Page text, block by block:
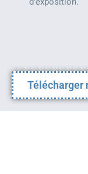
Télécharger